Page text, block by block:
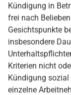
Kündigung in
frei nach
Gesichtspunkte
insbesondere
Kriterien nicht
Kündigung
einzelne